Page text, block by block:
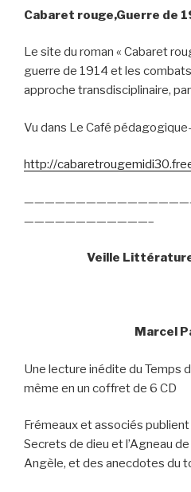
Cabaret rouge,Guerre de
Le site du roman « Cabaret
guerre de 1914 et les combats
approche transdisciplinaire,
Vu dans Le Café
http://
————————————–
Veille
Marcel
Une lecture inédite du Temps
même en un coffret de 6 CD
Frémeaux et associés
Secrets de dieu et l’Agneau
Angèle, et des anecdotes du